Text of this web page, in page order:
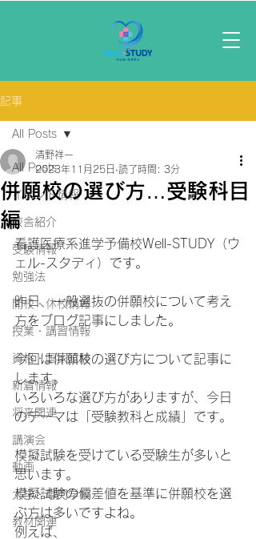
記事
All Posts
イベント情報
校舎紹介
受験情報
勉強法
開校・休校情報
授業・講習情報
資格・国家試験
新着情報
将来関連
講演会
動画
大学・専門学校
教材関連
All Posts
併願校の選び方…受験科目
編
清野祥一
2023年11月25日 読了時間: 3分
看護医療系進学予備校Well-STUDY（ウ
ェル-スタディ）です。
昨日、一般選抜の併願校について考え
方をブログ記事にしました。
今回は併願校の選び方について記事に
します。
いろいろな選び方がありますが、今日
のテーマは「受験教科と成績」です。
模擬試験を受けている受験生が多いと
思います。
模擬試験の偏差値を基準に併願校を選
ぶ方は多いですよね。
例えば、